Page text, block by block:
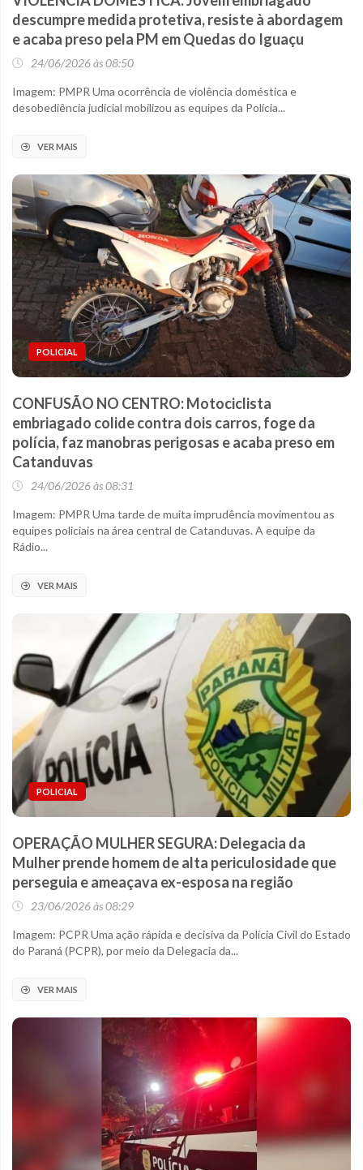
descumpre medida protetiva, resiste à abordagem
e acaba preso pela PM em Quedas do Iguaçu
24/06/2026 às 08:50
Imagem: PMPR Uma ocorrência de violência doméstica e
desobediência judicial mobilizou as equipes da Polícia...
VER MAIS
POLICIAL
CONFUSÃO NO CENTRO: Motociclista
embriagado colide contra dois carros, foge da
polícia, faz manobras perigosas e acaba preso em
Catanduvas
24/06/2026 às 08:31
Imagem: PMPR Uma tarde de muita imprudência movimentou as
equipes policiais na área central de Catanduvas. A equipe da
Rádio...
VER MAIS
POLICIAL
OPERAÇÃO MULHER SEGURA: Delegacia da
Mulher prende homem de alta periculosidade que
perseguia e ameaçava ex-esposa na região
23/06/2026 às 08:29
Imagem: PCPR Uma ação rápida e decisiva da Polícia Civil do Estado
do Paraná (PCPR), por meio da Delegacia da...
VER MAIS